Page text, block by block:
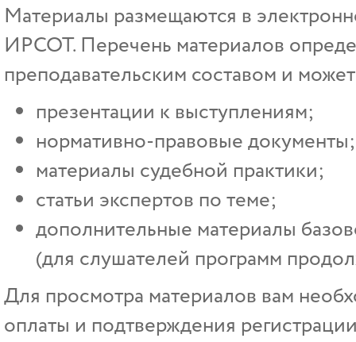
Материалы размещаются в
ИРСОТ. Перечень материалов
преподавательским составом и
презентации к выступлениям;
нормативно-правовые документы;
материалы судебной практики;
статьи экспертов по теме;
дополнительные материалы
(для слушателей программ
Для просмотра материалов вам
оплаты и подтверждения